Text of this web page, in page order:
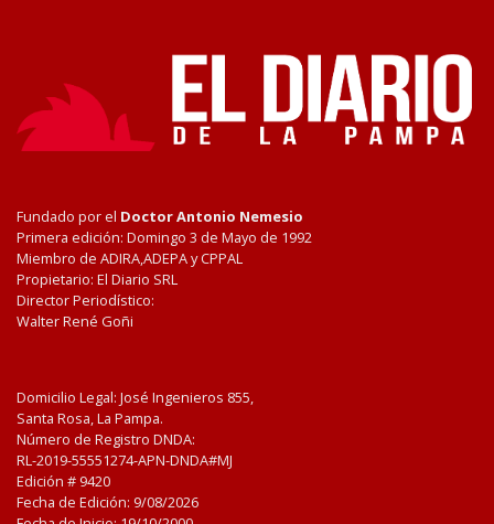
Fundado por el Doctor Antonio Nemesio
Primera edición: Domingo 3 de Mayo de 1992
Miembro de ADIRA,ADEPA y CPPAL
Propietario: El Diario SRL
Director Periodístico:
Walter René Goñi
Domicilio Legal: José Ingenieros 855,
Santa Rosa, La Pampa.
Número de Registro DNDA:
RL-2019-55551274-APN-DNDA#MJ
Edición # 9420
Fecha de Edición: 9/08/2026